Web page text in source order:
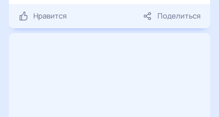
Нравится Поделиться